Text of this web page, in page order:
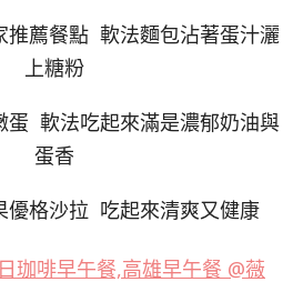
推薦餐點 軟法麵包沾著蛋汁灑
上糖粉
蛋 軟法吃起來滿是濃郁奶油與
蛋香
優格沙拉 吃起來清爽又健康